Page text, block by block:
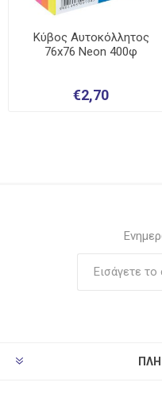
Κύβος Αυτοκόλλητος
76x76 Neon 400φ
€2,70